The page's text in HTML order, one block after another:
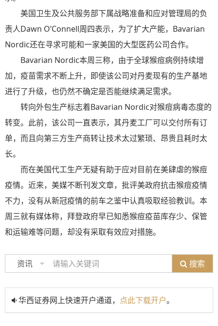
美国卫生及公共服务部下属战略准备和应对管理局的负
责人Dawn O’Connell周四表示，为了扩大产能，Bavarian
Nordic还在寻求可能和一家美国的大型医药公司合作。
Bavarian Nordic本周三称，由于全球猴痘病例持续增
加，疫苗需求不断上升，即使该公司对丹麦现有的生产基地
进行了升级，也仍然不确定是否能继续满足需求。
转向外包生产标志着Bavarian Nordic对猴痘病毒态度的
转变。此前，该公司一直表示，其丹麦工厂可以交付所有订
单，而且向第三方生产商转让技术太过繁琐、昂贵且耗时太
长。
而在美国代工生产无疑有助于应对目前在美肆虐的猴痘
疫情。近来，美媒不断刊发文章，批评美政府抗击猴痘疫情
不力，没有从新冠疫情的前车之鉴中认真吸取经验教训。本
周三就有媒体称，拜登政府早已知悉猴痘疫苗库存少、保管
和运输难等问题，却没有采取有效应对措施。
资讯 搜索
华西证券网上快速开户通道， 点此下载开户。